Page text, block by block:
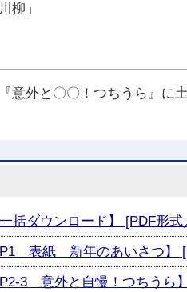
柳」
意外と〇〇！つちうら』に
ダウンロード】 [PDF形式
表紙 新年のあいさつ】
3 意外と自慢！つちうら】